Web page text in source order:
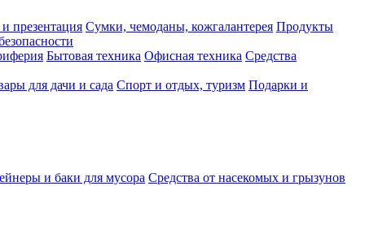
презентация Сумки, чемоданы, кожгалантерея Продукты
Бытовая техника Офисная техника Средства
для дачи и сада Спорт и отдых, туризм Подарки и
и баки для мусора Средства от насекомых и грызунов